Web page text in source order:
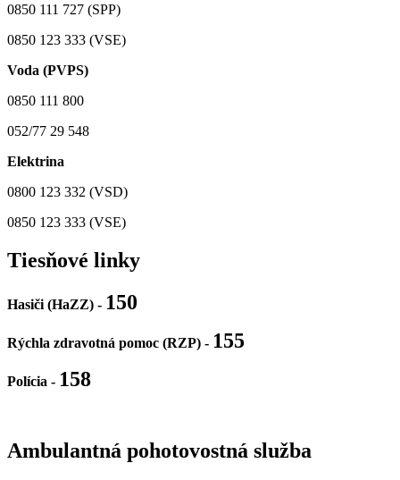
0850 111 727 (SPP)
0850 123 333 (VSE)
Voda (PVPS)
0850 111 800
052/77 29 548
Elektrina
0800 123 332 (VSD)
0850 123 333 (VSE)
Tiesňové linky
Hasiči (HaZZ) - 150
Rýchla zdravotná pomoc (RZP) - 155
Polícia - 158
Ambulantná pohotovostná služba